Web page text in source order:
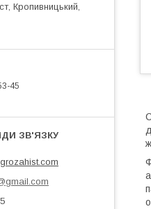
Кропивницький,
45